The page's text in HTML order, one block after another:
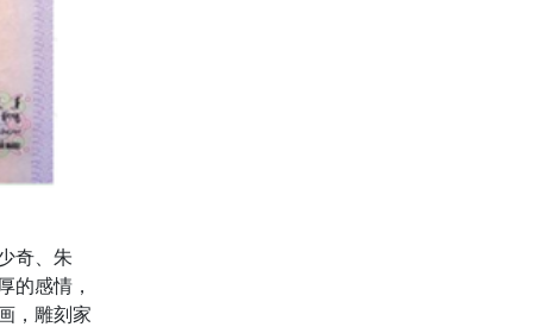
奇、朱
的感情，
，雕刻家